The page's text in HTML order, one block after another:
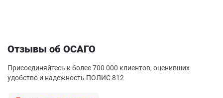
Отзывы об ОСАГО
Присоединяйтесь к более 700 000 клиентов, оценивших
удобство и надежность ПОЛИС 812